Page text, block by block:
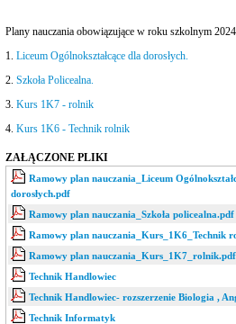
Plany nauczania obowiązujące w roku szkolnym
1. Liceum Ogólnokształcące dla dorosłych.
2. Szkoła Policealna.
3. Kurs 1K7 - rolnik
4. Kurs 1K6 - Technik rolnik
ZAŁĄCZONE PLIKI
Ramowy plan nauczania_Liceum
dorosłych.pdf
Ramowy plan nauczania_Szkoła policealna.pdf
Ramowy plan nauczania_Kurs_1K6_Technik
Ramowy plan nauczania_Kurs_1K7_rolnik.pdf
Technik Handlowiec
Technik Handlowiec- rozszerzenie Biologia ,
Technik Informatyk